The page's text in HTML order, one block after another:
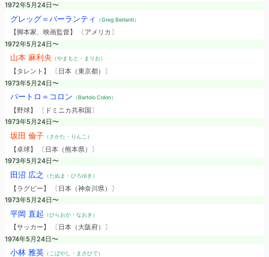
1972年5月24日〜
グレッグ＝バーランティ （Greg Berlanti）
【脚本家、映画監督】 〔アメリカ〕
1972年5月24日〜
山本 麻利央（やまもと・まりお）
【タレント】 〔日本（東京都）〕
1973年5月24日〜
バートロ＝コロン （Bartolo Colon）
【野球】 〔ドミニカ共和国〕
1973年5月24日〜
坂田 倫子（さかた・りんこ）
【卓球】 〔日本（熊本県）〕
1973年5月24日〜
田沼 広之 （たぬま・ひろゆき）
【ラグビー】 〔日本（神奈川県）〕
1973年5月24日〜
平岡 直起 （ひらおか・なおき）
【サッカー】 〔日本（大阪府）〕
1974年5月24日〜
小林 雅英（こばやし・まさひで）